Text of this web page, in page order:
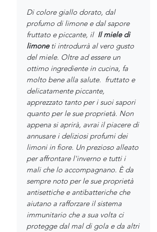
Di colore giallo dorato, dal
profumo di limone e dal sapore
fruttato e piccante, il Il miele di
limoneti introdurrà al vero gusto
del miele. Oltre ad essere un
ottimo ingrediente in cucina, fa
molto bene alla salute. fruttato e
delicatamente piccante,
apprezzato tanto per i suoi sapori
quanto per le sue proprietà. Non
appena si aprirà, avrai il piacere di
annusare i deliziosi profumi dei
limoni in fiore. Un prezioso alleato
per affrontare l'inverno e tutti i
mali che lo accompagnano. È da
sempre noto per le sue proprietà
antisettiche e antibatteriche che
aiutano a rafforzare il sistema
immunitario che a sua volta ci
protegge dal mal di gola e da altri